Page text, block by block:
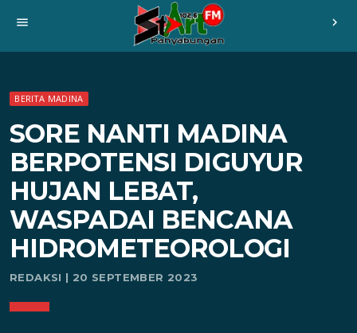
menu chevron_right
BERITA MADINA
SORE NANTI MADINA
BERPOTENSI DIGUYUR
HUJAN LEBAT,
WASPADAI BENCANA
HIDROMETEOROLOGI
REDAKSI | 20 SEPTEMBER 2023